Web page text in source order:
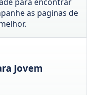
as paginas de
Jovem